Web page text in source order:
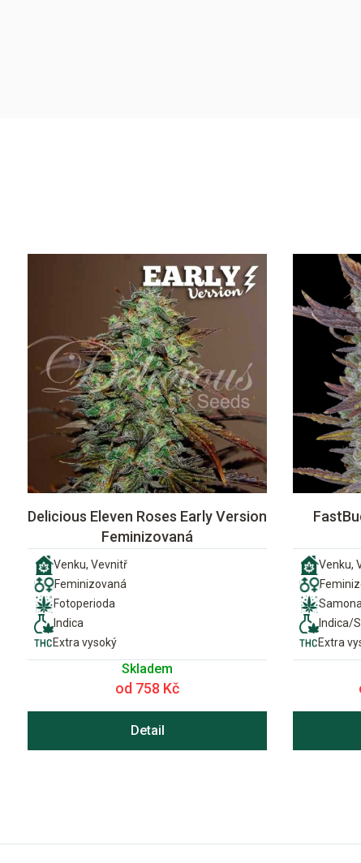
Delicious Eleven Roses Early Version
Feminizovaná
Venku, Vevnitř
Feminizovaná
Fotoperioda
Indica
Extra vysoký
Skladem
od 758 Kč
Detail
Venku,
Indica/
Extra